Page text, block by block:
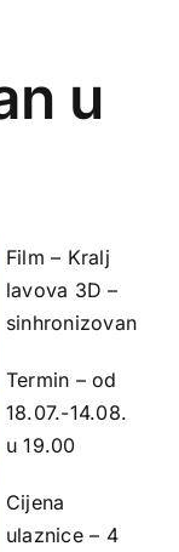
u
Film – Kralj
lavova 3D –
sinhronizovan
Termin – od
18.07.-14.08.
u 19.00
Cijena
ulaznice – 4